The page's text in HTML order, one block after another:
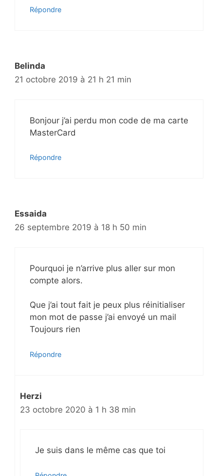
Répondre
Belinda
21 octobre 2019 à 21 h 21 min
Bonjour j’ai perdu mon code de ma carte
MasterCard
Répondre
Essaida
26 septembre 2019 à 18 h 50 min
Pourquoi je n’arrive plus aller sur mon
compte alors.
Que j’ai tout fait je peux plus réinitialiser
mon mot de passe j’ai envoyé un mail
Toujours rien
Répondre
Herzi
23 octobre 2020 à 1 h 38 min
Je suis dans le même cas que toi